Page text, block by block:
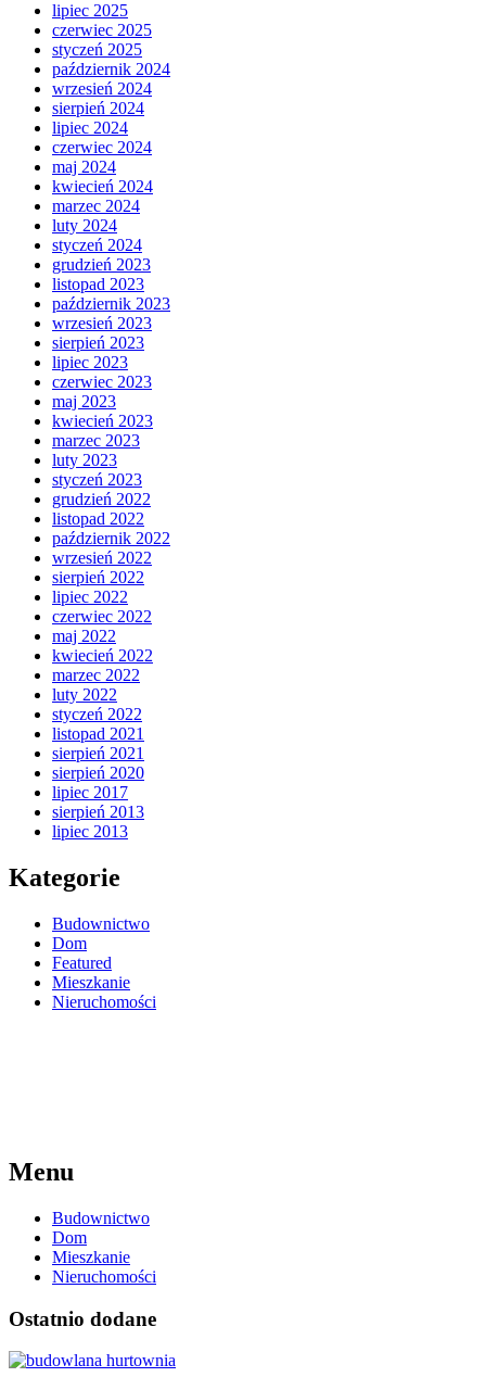
lipiec 2025
czerwiec 2025
styczeń 2025
październik 2024
wrzesień 2024
sierpień 2024
lipiec 2024
czerwiec 2024
maj 2024
kwiecień 2024
marzec 2024
luty 2024
styczeń 2024
grudzień 2023
listopad 2023
październik 2023
wrzesień 2023
sierpień 2023
lipiec 2023
czerwiec 2023
maj 2023
kwiecień 2023
marzec 2023
luty 2023
styczeń 2023
grudzień 2022
listopad 2022
październik 2022
wrzesień 2022
sierpień 2022
lipiec 2022
czerwiec 2022
maj 2022
kwiecień 2022
marzec 2022
luty 2022
styczeń 2022
listopad 2021
sierpień 2021
sierpień 2020
lipiec 2017
sierpień 2013
lipiec 2013
Kategorie
Budownictwo
Dom
Featured
Mieszkanie
Nieruchomości
Menu
Budownictwo
Dom
Mieszkanie
Nieruchomości
Ostatnio dodane